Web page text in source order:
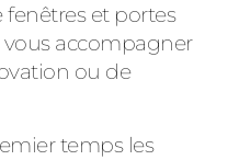
et portes
accompagner
ou de
temps les